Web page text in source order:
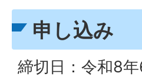
申し込み
締切日：令和8